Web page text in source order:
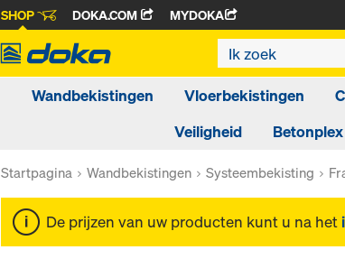
SHOP DOKA.COM MYDOKA
Wandbekistingen Vloerbekistingen
Veiligheid
Betonplex
Startpagina Wandbekistingen Systeembekisting
De prijzen van uw producten kunt u na het